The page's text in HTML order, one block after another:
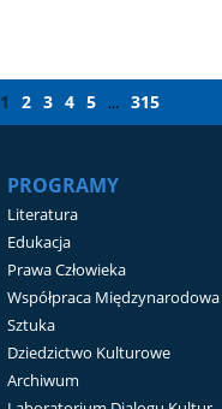
1 2 3 4 5 ... 315
PROGRAMY
Literatura
Edukacja
Prawa Człowieka
Współpraca Międzynarodowa
Sztuka
Dziedzictwo Kulturowe
Archiwum